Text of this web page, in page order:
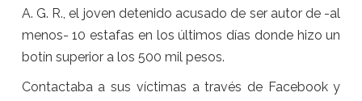
A. G. R., el joven detenido acusado de ser autor de -al
menos- 10 estafas en los últimos días donde hizo un
botín superior a los 500 mil pesos.
Contactaba a sus víctimas a través de Facebook y